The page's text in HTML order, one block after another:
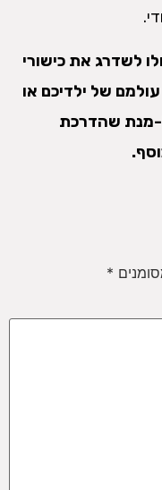
לשדרג את כישורי
של ילדיכם או
מנת שהדרכת
*